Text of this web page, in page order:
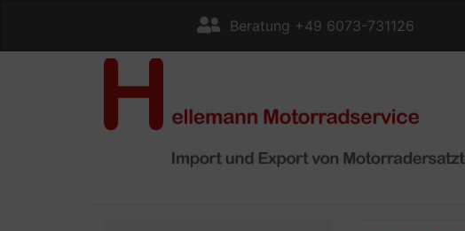
Beratung +49 6073-731126